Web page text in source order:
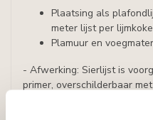
Plaatsing als
meter lijst per
Plamuur en
- Afwerking: Sierlijst is
primer, overschilderbaar
zoals acrylverf, latex of